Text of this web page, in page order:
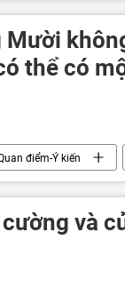
thể có
điểm-Ý kiến
Tháng Mười
và